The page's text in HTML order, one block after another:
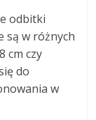
odbitki
są w różnych
cm czy
do
w